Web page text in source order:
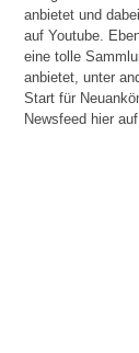
anbietet und
auf Youtube.
eine tolle
anbietet, unter
Start für
Newsfeed hier